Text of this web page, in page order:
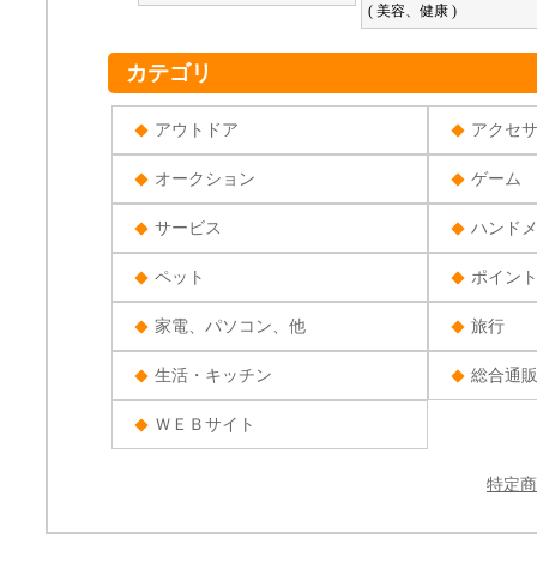
( 美容、健康 )
カテゴリ
アウトドア アクセ
オークション ゲーム
サービス ハンド
ペット ポイン
家電、パソコン、他 旅行
生活・キッチン 総合通
ＷＥＢサイト
特定